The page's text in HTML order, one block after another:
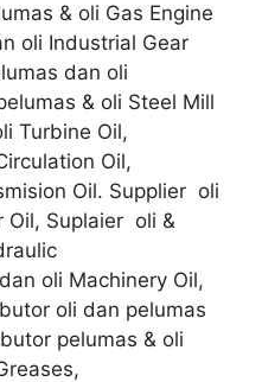
& oli Gas Engine
oli Industrial Gear
dan oli
& oli Steel Mill
Turbine Oil,
Oil,
Oil. Supplier oli
Oil, Suplaier oli &
oli Machinery Oil,
oli dan pelumas
pelumas & oli